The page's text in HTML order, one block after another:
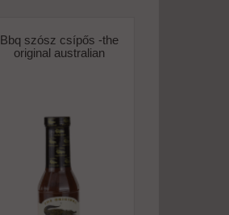
Bbq szósz csípős -the
original australian